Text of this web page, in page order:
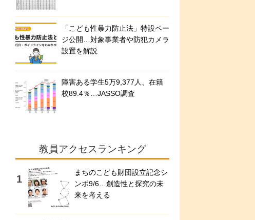
「こども性暴力防止法」特設ペー
ジ公開…対象事業者や防犯カメラ
設置を解説
障害ある学生5万9,377人、在籍
校89.4％…JASSO調査
教員アクセスランキング
まちのこども財団設立記念シ
ンポ9/6…創造性と探究の未
来を考える